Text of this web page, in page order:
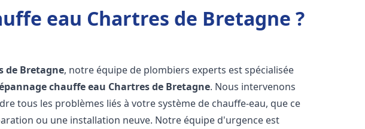
eau Chartres de Bretagne ?
de Bretagne, notre équipe de plombiers experts est spécialisée
chauffe eau Chartres de Bretagne. Nous intervenons
tous les problèmes liés à votre système de chauffe-eau, que ce
ou une installation neuve. Notre équipe d'urgence est